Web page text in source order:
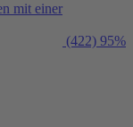
mit einer
(422) 95%